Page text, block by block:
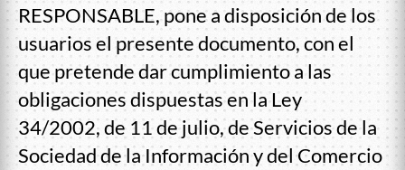
RESPONSABLE, pone a disposición de los
usuarios el presente documento, con el
que pretende dar cumplimiento a las
obligaciones dispuestas en la Ley
34/2002, de 11 de julio, de Servicios de la
Sociedad de la Información y del Comercio